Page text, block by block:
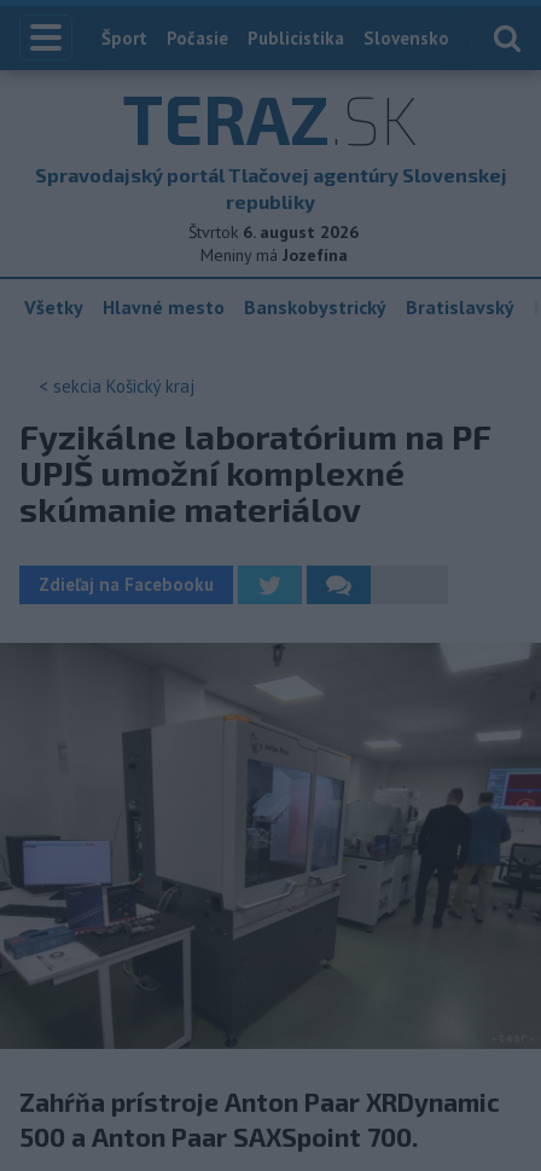
Index
Šport Počasie Publicistika Slovensko
TERAZ.SK
Spravodajský portál Tlačovej agentúry Slovenskej
republiky
Štvrtok 6. august 2026
Meniny má Jozefína
Všetky Hlavné mesto Banskobystrický Bratislavský
< sekcia Košický kraj
Fyzikálne laboratórium na PF
UPJŠ umožní komplexné
skúmanie materiálov
Zdieľaj na Facebooku
Zahŕňa prístroje Anton Paar XRDynamic
500 a Anton Paar SAXSpoint 700.